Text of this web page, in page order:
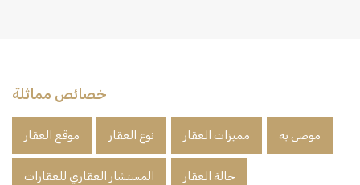
خصائص مماثلة
موصى به مميزات العقار نوع العقار موقع العقار
حالة العقار المستشار العقاري للعقارات